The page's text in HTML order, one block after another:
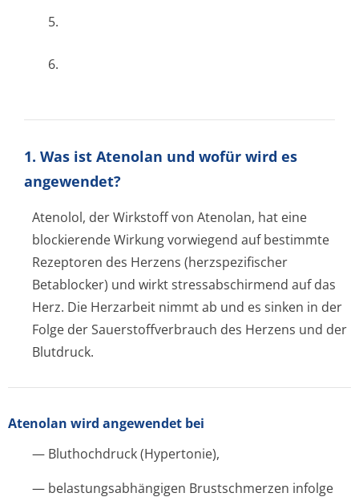
5.
6.
1. Was ist Atenolan und wofür wird es
angewendet?
Atenolol, der Wirkstoff von Atenolan, hat eine
blockierende Wirkung vorwiegend auf bestimmte
Rezeptoren des Herzens (herzspezifischer
Betablocker) und wirkt stressabschirmend auf das
Herz. Die Herzarbeit nimmt ab und es sinken in der
Folge der Sauerstoffverbrauch des Herzens und der
Blutdruck.
Atenolan wird angewendet bei
— Bluthochdruck (Hypertonie),
— belastungsabhängi­gen Brustschmerzen infolge